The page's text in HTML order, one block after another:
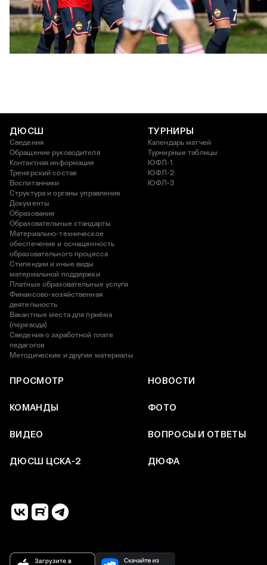
ЮФЛ: Московское дерби на «Октябре»
3 АВГУСТА 2026 14:15
ДЮСШ
Сведения
Обращение руководителя
Контактная информация
Тренерский состав
Воспитанники
Структура и органы управления
Документы
Образование
Образовательные стандарты
Материально-техническое
обеспечение и оснащенность
образовательного процесса
Стипендии и иные виды
материальной поддержки
Платные образовательные услуги
Финансово-хозяйственная
деятельность
Вакантные места для приёма
(перевода)
Сведения о заработной плате
педагогов
Методические и другие материалы
ТУРНИРЫ
Календарь матчей
Турнирные таблицы
ЮФЛ-1
ЮФЛ-2
ЮФЛ-3
ПРОСМОТР НОВОСТИ
КОМАНДЫ ФОТО
ВИДЕО ВОПРОСЫ И ОТВЕТЫ
ДЮСШ ЦСКА-2 ДЮФА